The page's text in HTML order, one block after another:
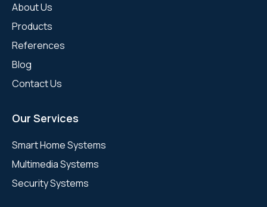
About Us
Products
References
Blog
Contact Us
Our Services
Smart Home Systems
Multimedia Systems
Security Systems